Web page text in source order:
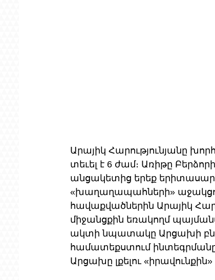
Արայիկ Հարությունյանը
տեւել է 6 ժամ։ Առիթը
անցակետից երեք
«խաղաղապահների»
հավաքվածներին Արայիկ
միջանցքին եռակողմ
ակտի նպատակը Արցախի
համատեքստում
Արցախը լքելու